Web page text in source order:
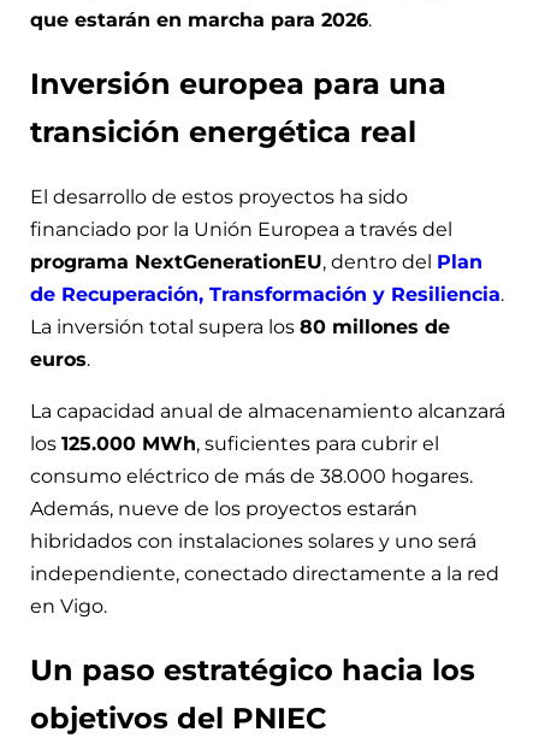
que estarán en marcha para 2026.
Inversión europea para una
transición energética real
El desarrollo de estos proyectos ha sido
financiado por la Unión Europea a través del
programa NextGenerationEU, dentro del Plan
de Recuperación, Transformación y Resiliencia.
La inversión total supera los 80 millones de
euros.
La capacidad anual de almacenamiento alcanzará
los 125.000 MWh, suficientes para cubrir el
consumo eléctrico de más de 38.000 hogares.
Además, nueve de los proyectos estarán
hibridados con instalaciones solares y uno será
independiente, conectado directamente a la red
en Vigo.
Un paso estratégico hacia los
objetivos del PNIEC